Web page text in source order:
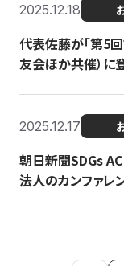
2025.12.18
代表佐藤が「第5回
友会ほか共催）に
2025.12.17
朝日新聞SDGs
法人のカンファレ